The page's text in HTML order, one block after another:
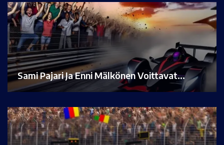
Sami Pajari Ja Enni Mälkönen Voittavat…